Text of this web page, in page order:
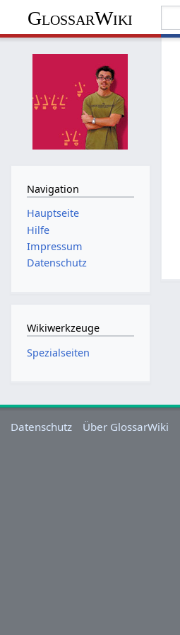
GlossarWiki
Navigation
Hauptseite
Hilfe
Impressum
Datenschutz
Wikiwerkzeuge
Spezialseiten
Datenschutz Über GlossarWiki